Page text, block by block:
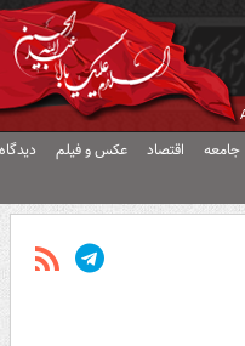
جامعه اقتصاد عکس و فیلم دیدگاه